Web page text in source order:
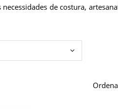
de costura,